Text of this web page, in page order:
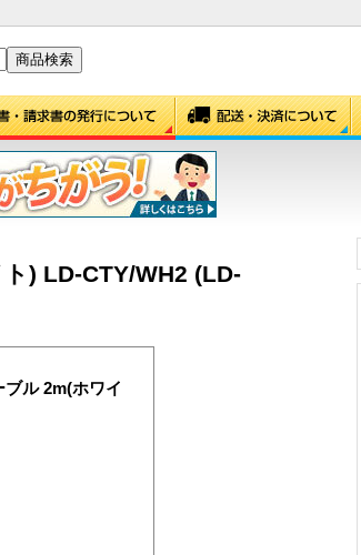
) LD-CTY/WH2 (LD-
ル 2m(ホワイ